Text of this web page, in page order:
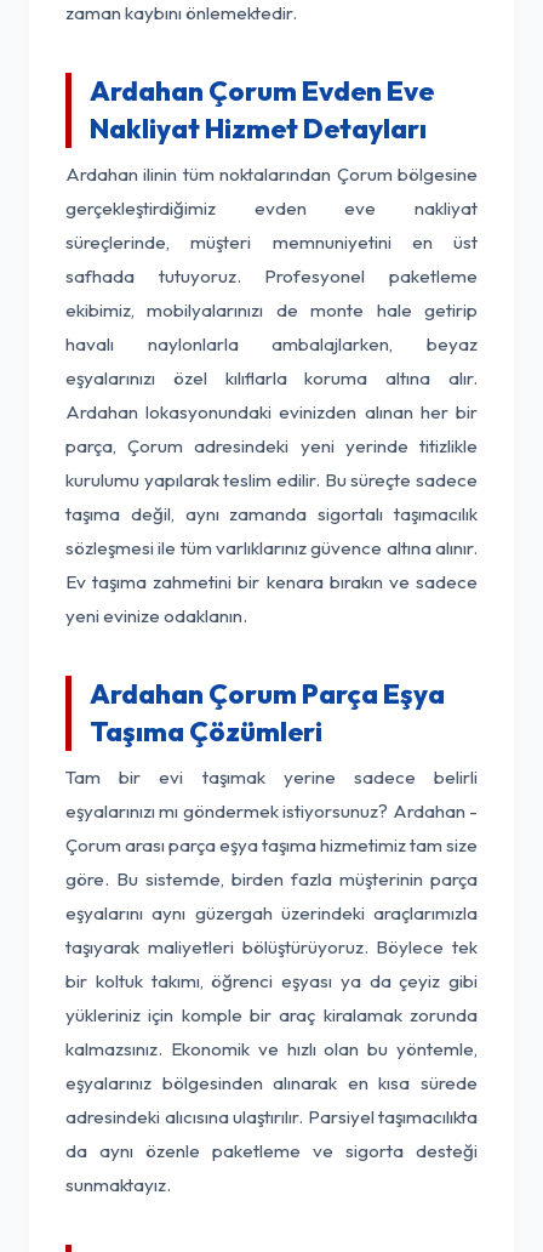
zaman kaybını önlemektedir.
Ardahan Çorum Evden Eve
Nakliyat Hizmet Detayları
Ardahan ilinin tüm noktalarından Çorum bölgesine
gerçekleştirdiğimiz evden eve nakliyat
süreçlerinde, müşteri memnuniyetini en üst
safhada tutuyoruz. Profesyonel paketleme
ekibimiz, mobilyalarınızı de monte hale getirip
havalı naylonlarla ambalajlarken, beyaz
eşyalarınızı özel kılıflarla koruma altına alır.
Ardahan lokasyonundaki evinizden alınan her bir
parça, Çorum adresindeki yeni yerinde titizlikle
kurulumu yapılarak teslim edilir. Bu süreçte sadece
taşıma değil, aynı zamanda sigortalı taşımacılık
sözleşmesi ile tüm varlıklarınız güvence altına alınır.
Ev taşıma zahmetini bir kenara bırakın ve sadece
yeni evinize odaklanın.
Ardahan Çorum Parça Eşya
Taşıma Çözümleri
Tam bir evi taşımak yerine sadece belirli
eşyalarınızı mı göndermek istiyorsunuz? Ardahan -
Çorum arası parça eşya taşıma hizmetimiz tam size
göre. Bu sistemde, birden fazla müşterinin parça
eşyalarını aynı güzergah üzerindeki araçlarımızla
taşıyarak maliyetleri bölüştürüyoruz. Böylece tek
bir koltuk takımı, öğrenci eşyası ya da çeyiz gibi
yükleriniz için komple bir araç kiralamak zorunda
kalmazsınız. Ekonomik ve hızlı olan bu yöntemle,
eşyalarınız bölgesinden alınarak en kısa sürede
adresindeki alıcısına ulaştırılır. Parsiyel taşımacılıkta
da aynı özenle paketleme ve sigorta desteği
sunmaktayız.